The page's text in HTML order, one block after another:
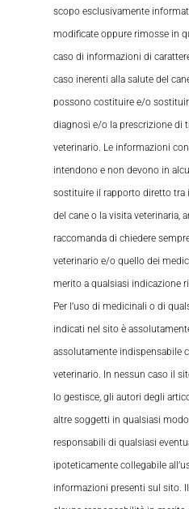
scopo esclusivamente
modificate oppure rimosse in
caso di informazioni di
caso inerenti alla salute del
possono costituire e/o
diagnosi e/o la prescrizione di
veterinario. Le informazioni
intendono e non devono in
sostituire il rapporto diretto tra
del cane o la visita veterinaria,
raccomanda di chiedere
veterinario e/o quello dei
merito a qualsiasi indicazione
Per l’uso di medicinali o di
indicati nel sito è
assolutamente indispensabile
veterinario. In nessun caso il
lo gestisce, gli autori degli
altre soggetti in qualsiasi
responsabili di qualsiasi
ipoteticamente collegabile
informazioni presenti sul sito.